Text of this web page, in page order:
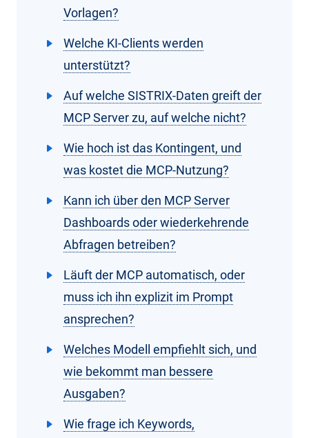
Vorlagen?
Welche KI-Clients werden
unterstützt?
Auf welche SISTRIX-Daten greift der
MCP Server zu, auf welche nicht?
Wie hoch ist das Kontingent, und
was kostet die MCP-Nutzung?
Kann ich über den MCP Server
Dashboards oder wiederkehrende
Abfragen betreiben?
Läuft der MCP automatisch, oder
muss ich ihn explizit im Prompt
ansprechen?
Welches Modell empfiehlt sich, und
wie bekommt man bessere
Ausgaben?
Wie frage ich Keywords,